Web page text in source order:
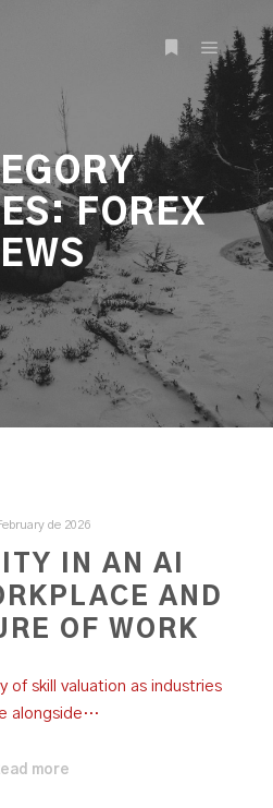
More info
Main
FOREX
de 2026
IN AN AI
AND
OF WORK
of skill valuation as industries
alongside…
more